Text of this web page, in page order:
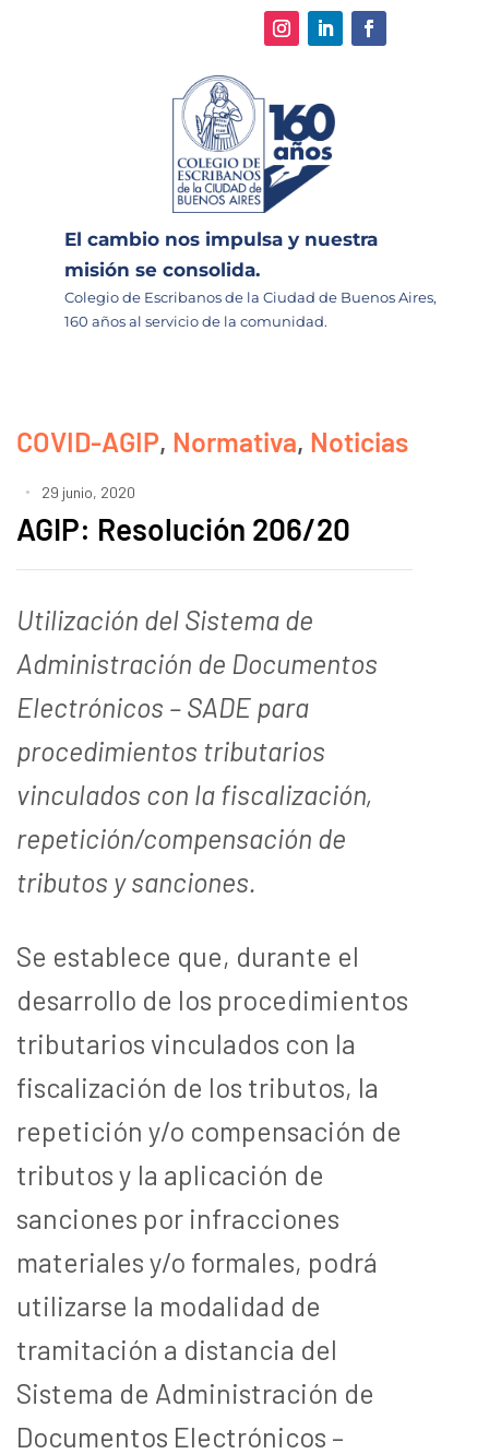
El cambio nos impulsa y nuestra
misión se consolida.
Colegio de Escribanos de la Ciudad de Buenos Aires,
160 años al servicio de la comunidad.
COVID-AGIP, Normativa, Noticias
29 junio, 2020
AGIP: Resolución 206/20
Utilización del Sistema de
Administración de Documentos
Electrónicos – SADE para
procedimientos tributarios
vinculados con la fiscalización,
repetición/compensación de
tributos y sanciones.
Se establece que, durante el
desarrollo de los procedimientos
tributarios vinculados con la
fiscalización de los tributos, la
repetición y/o compensación de
tributos y la aplicación de
sanciones por infracciones
materiales y/o formales, podrá
utilizarse la modalidad de
tramitación a distancia del
Sistema de Administración de
Documentos Electrónicos –